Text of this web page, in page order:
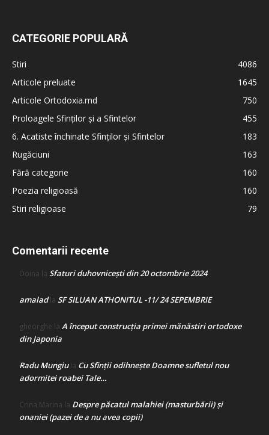
CATEGORIE POPULARĂ
Stiri
4086
Articole preluate
1645
Articole Ortodoxia.md
750
Proloagele Sfinților și a Sfintelor
455
6. Acatiste închinate Sfinților și Sfintelor
183
Rugăciuni
163
Fără categorie
160
Poezia religioasă
160
Stiri religioase
79
Comentarii recente
Doina la Sfaturi duhovnicești din 20 octombrie 2024
amaladla SF SILUAN ATHONITUL -11/ 24 SEPEMBRIE
gheorghe la A început construcţia primei mănăstiri ortodoxe
din Japonia
Radu Mungiula Cu Sfinții odihnește Doamne sufletul nou
adormitei roabei Tale…
Crina Marina la Despre păcatul malahiei (masturbării) şi
onaniei (pazei de a nu avea copii)